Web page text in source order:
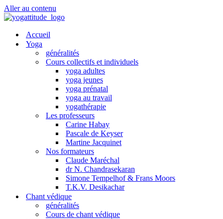
Aller au contenu
Accueil
Yoga
généralités
Cours collectifs et individuels
yoga adultes
yoga jeunes
yoga prénatal
yoga au travail
yogathérapie
Les professeurs
Carine Habay
Pascale de Keyser
Martine Jacquinet
Nos formateurs
Claude Maréchal
dr N. Chandrasekaran
Simone Tempelhof & Frans Moors
T.K.V. Desikachar
Chant védique
généralités
Cours de chant védique